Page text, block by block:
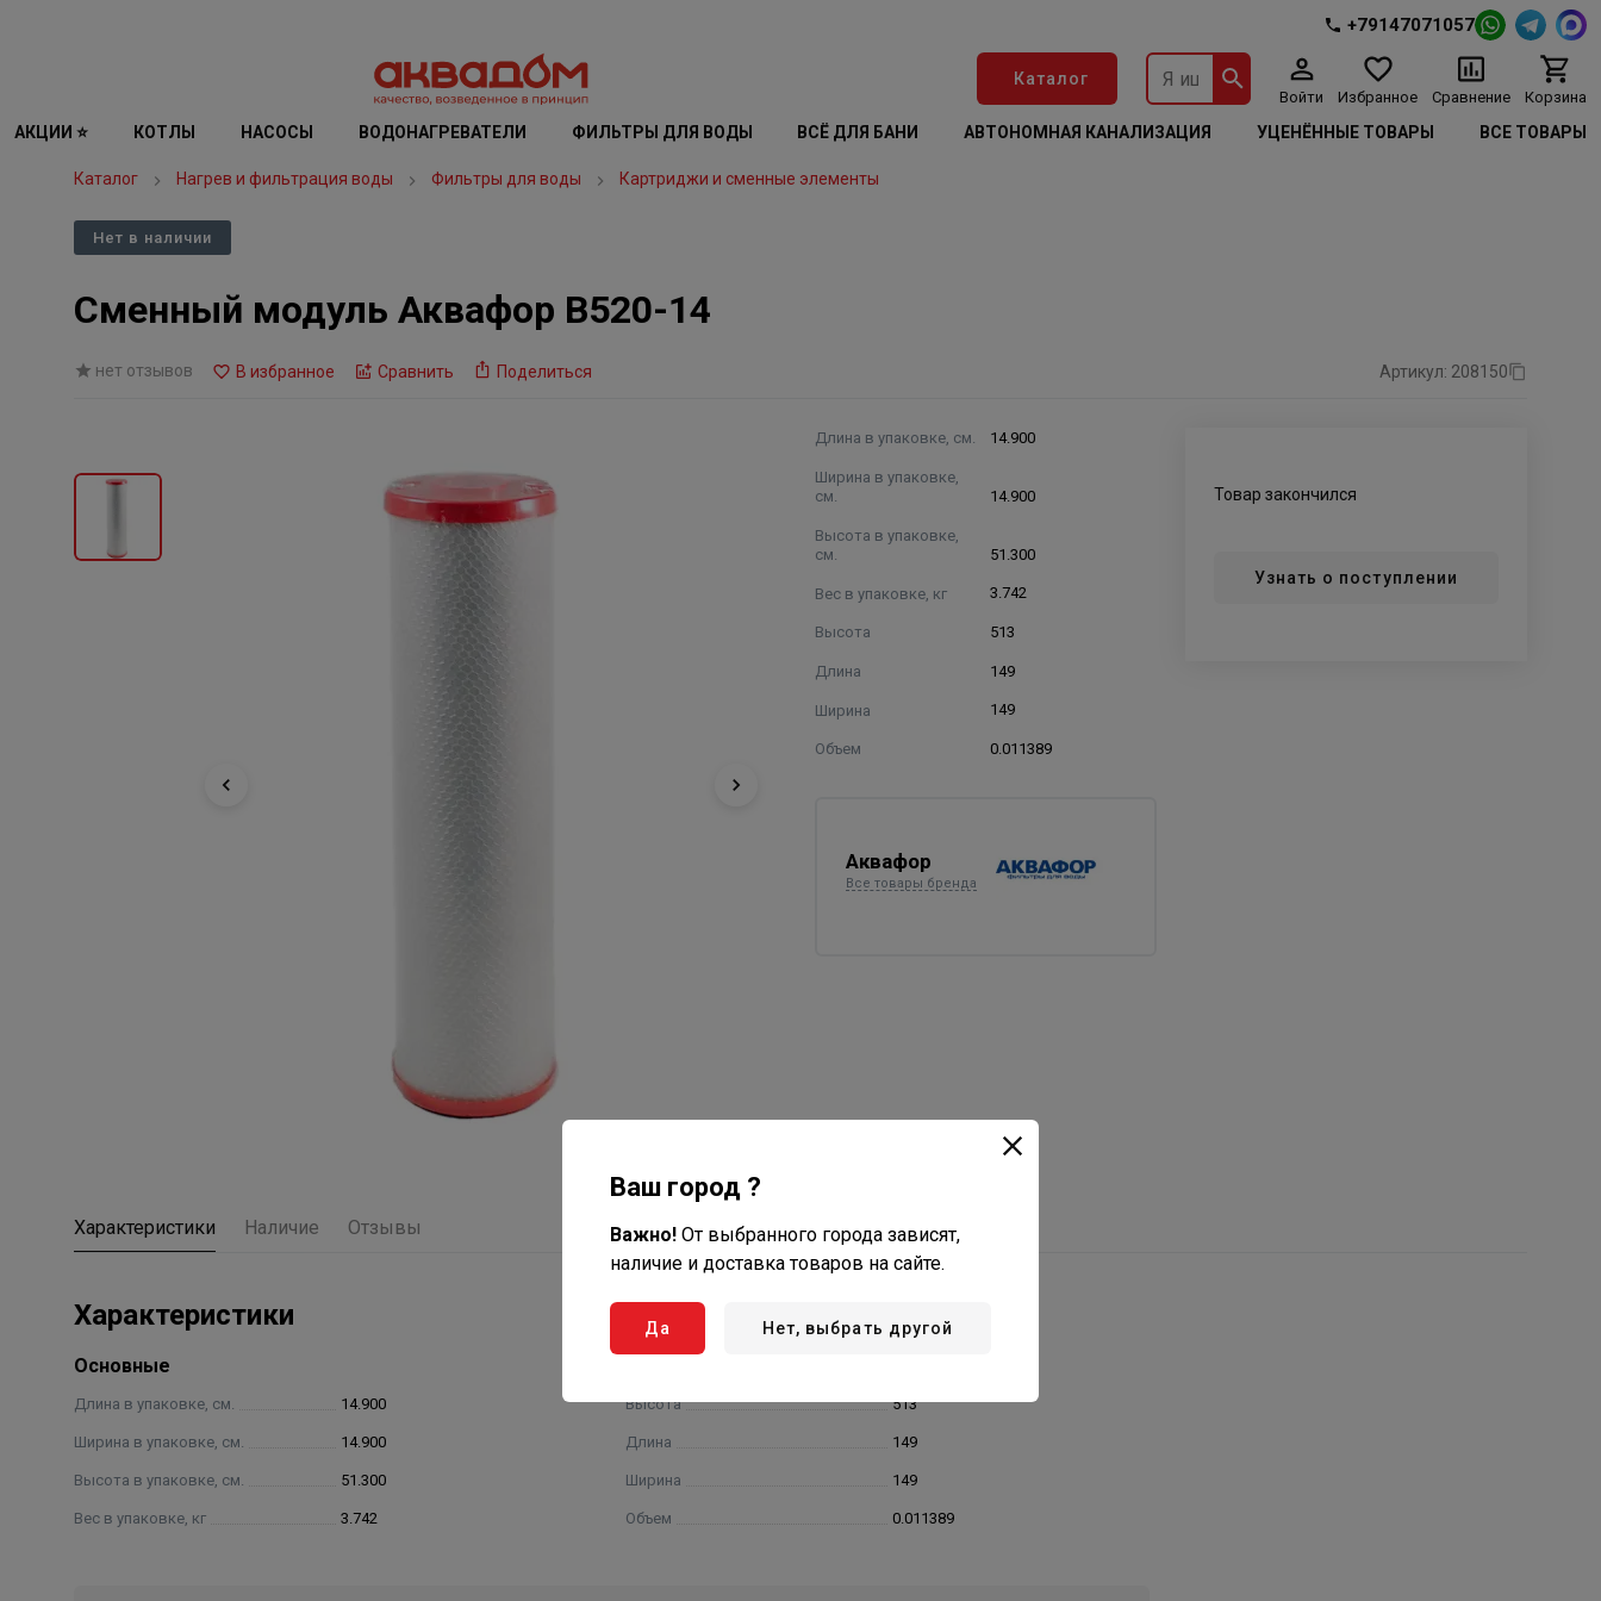
+79147071057
Каталог
Войти Избранное Сравнение Корзина
АКЦИИ ⭐ КОТЛЫ НАСОСЫ ВОДОНАГРЕВАТЕЛИ ФИЛЬТРЫ ДЛЯ ВОДЫ ВСЁ ДЛЯ БАНИ АВТОНОМНАЯ КАНАЛИЗАЦИЯ УЦЕНЁННЫЕ ТОВАРЫ ВСЕ ТОВАРЫ
Каталог Нагрев и фильтрация воды Фильтры для воды Картриджи и сменные элементы
Нет в наличии
Сменный модуль Аквафор В520-14
нет отзывов В избранное Сравнить Поделиться Артикул: 208150
Длина в упаковке, см. 14.900
Ширина в упаковке,
см.
14.900
Высота в упаковке,
см.
51.300
Вес в упаковке, кг 3.742
Высота 513
Длина 149
Ширина 149
Объем 0.011389
Аквафор
Все товары бренда
Товар закончился
Узнать о поступлении
Характеристики Наличие Отзывы
Характеристики
Основные
Длина в упаковке, см. 14.900
Ширина в упаковке, см. 14.900
Высота в упаковке, см. 51.300
Вес в упаковке, кг 3.742
Высота 513
Длина 149
Ширина 149
Объем 0.011389
Ваш город ?
Важно! От выбранного города зависят,
наличие и доставка товаров на сайте.
Да Нет, выбрать другой